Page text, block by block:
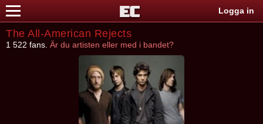
Logga in
The All-American Rejects
1 522 fans. Är du artisten eller med i bandet?